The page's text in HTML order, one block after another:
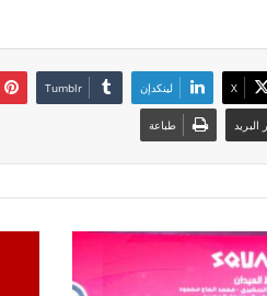
X لينكدإن
طباعة